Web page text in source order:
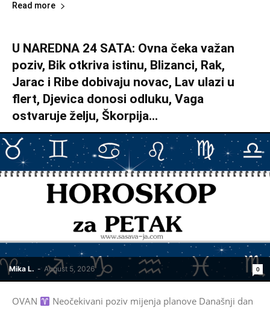
Read more
U NAREDNA 24 SATA: Ovna čeka važan
poziv, Bik otkriva istinu, Blizanci, Rak,
Jarac i Ribe dobivaju novac, Lav ulazi u
flert, Djevica donosi odluku, Vaga
ostvaruje želju, Škorpija...
Mika L. - August 5, 2026 0
OVAN
Neočekivani poziv mijenja planove Današnji dan